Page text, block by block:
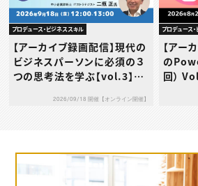
プロデュース・ビジネススキル
【アーカイブ録画配信】現代の
ビジネスパーソンに必須の３
つの思考法を学ぶ【vol.3】デ
2026/09/18 開催【オンライン開催】
プロデュース
【アー
の
回）